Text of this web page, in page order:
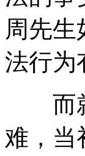
周先
法行为
而就
难，当